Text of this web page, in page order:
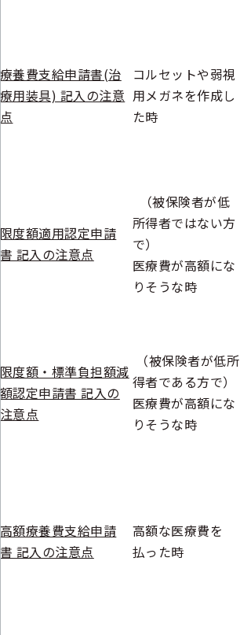
療養費支給申請書(治
療用装具) 記入の注意
点
コルセットや弱視
用メガネを作成し
た時
限度額適用認定申請
書 記入の注意点
（被保険者が低
所得者ではない方
で）
医療費が高額にな
りそうな時
限度額・標準負担額減
額認定申請書 記入の
注意点
（被保険者が低所
得者である方で）
医療費が高額にな
りそうな時
高額療養費支給申請
書 記入の注意点
高額な医療費を
払った時